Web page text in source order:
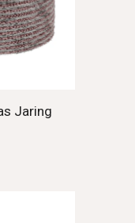
Jaring